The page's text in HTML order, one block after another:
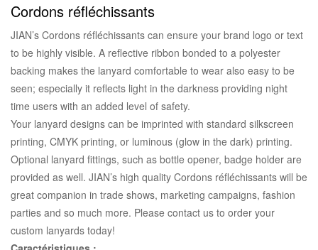
Cordons réfléchissants
JIAN’s Cordons réfléchissants can ensure your brand logo or text
to be highly visible. A reflective ribbon bonded to a polyester
backing makes the lanyard comfortable to wear also easy to be
seen; especially it reflects light in the darkness providing night
time users with an added level of safety.
Your lanyard designs can be imprinted with standard silkscreen
printing, CMYK printing, or luminous (glow in the dark) printing.
Optional lanyard fittings, such as bottle opener, badge holder are
provided as well. JIAN’s high quality Cordons réfléchissants will be
great companion in trade shows, marketing campaigns, fashion
parties and so much more. Please contact us to order your
custom lanyards today!